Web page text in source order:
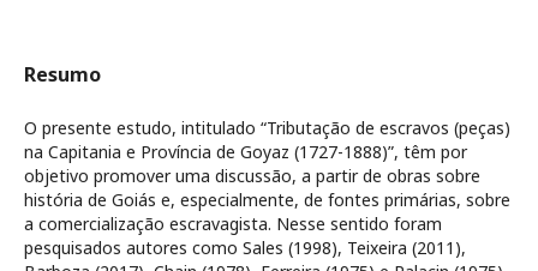
Resumo
O presente estudo, intitulado “Tributação de escravos (peças)
na Capitania e Província de Goyaz (1727-1888)”, têm por
objetivo promover uma discussão, a partir de obras sobre
história de Goiás e, especialmente, de fontes primárias, sobre
a comercialização escravagista. Nesse sentido foram
pesquisados autores como Sales (1998), Teixeira (2011),